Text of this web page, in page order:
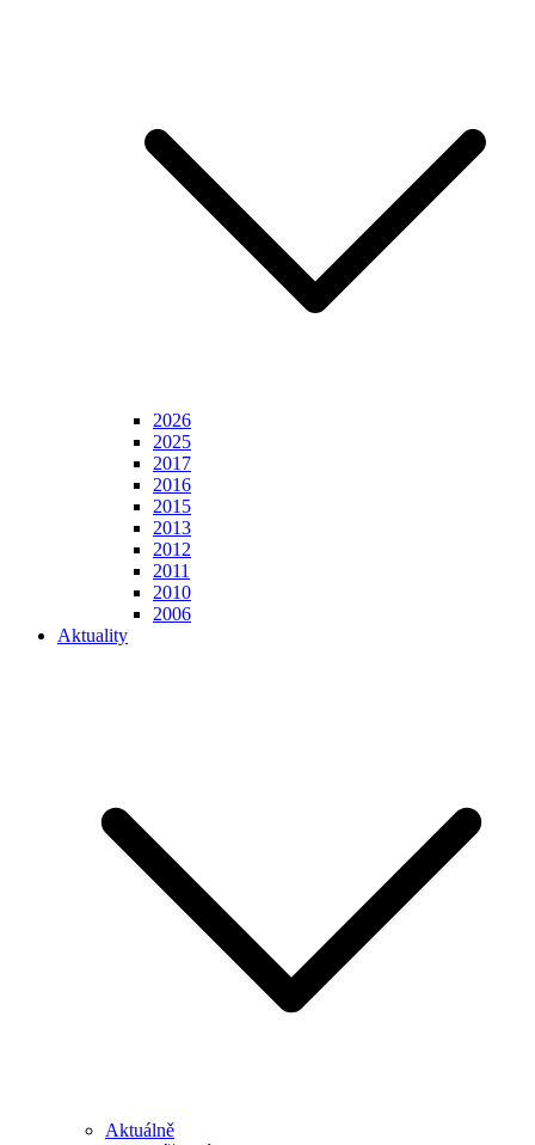
2026
2025
2017
2016
2015
2013
2012
2011
2010
2006
Aktuality
Aktuálně